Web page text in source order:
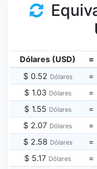
Dólares (USD) =
$ 0.52 Dólares =
$ 1.03 Dólares =
$ 1.55 Dólares =
$ 2.07 Dólares =
$ 2.58 Dólares =
$ 5.17 Dólares =